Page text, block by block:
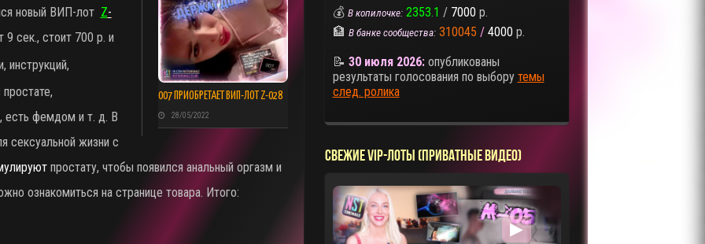
007 ПРИОБРЕТАЕТ ВИП-ЛОТ Z-028
28/05/2022
новый ВИП-лот Z-
9 сек., стоит 700 р. и
инструкций,
есть фемдом и т. д. В
сексуальной жизни с
простату, чтобы появился анальный оргазм и
ознакомиться на странице товара. Итого:
💰 В копилочке: 2353.1 / 7000 р.
🏦 В банке сообщества: 310045 / 4000 р.
📝 30 июля 2026:опубликованы
результаты голосования по выбору темы
след. ролика
СВЕЖИЕ VIP-ЛОТЫ (ПРИВАТНЫЕ ВИДЕО)
▶